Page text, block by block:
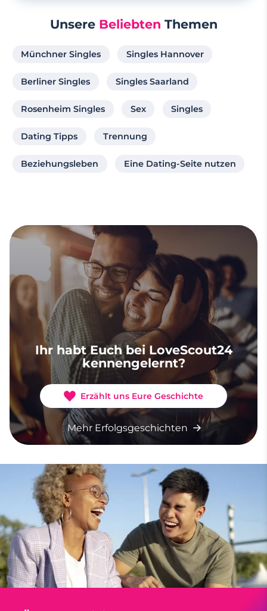
Unsere Beliebten Themen
Münchner Singles Singles Hannover
Berliner Singles Singles Saarland
Rosenheim Singles Sex Singles
Dating Tipps Trennung
Beziehungsleben Eine Dating-Seite nutzen
Ihr habt Euch bei LoveScout24
kennengelernt?
Erzählt uns Eure Geschichte
Mehr Erfolgsgeschichten